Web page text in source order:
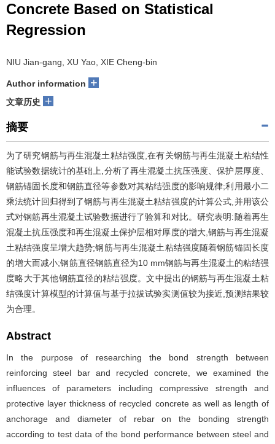
Concrete Based on Statistical
Regression
NIU Jian-gang, XU Yao, XIE Cheng-bin
Author information +
文章历史 +
摘要
为了研究钢筋与再生混凝土粘结强度,在有关钢筋与再生混凝土粘结性
能试验数据统计的基础上,分析了再生混凝土抗压强度、保护层厚度、
钢筋锚固长度和钢筋直径等参数对其粘结强度的影响规律;利用最小二
乘法统计回归得到了钢筋与再生混凝土粘结强度的计算公式,并用该公
式对钢筋再生混凝土试验数据进行了验算和对比。研究表明:随着再生
混凝土抗压强度和再生混凝土保护层相对厚度的增大,钢筋与再生混凝
土粘结强度呈增大趋势;钢筋与再生混凝土粘结强度随着钢筋锚固长度
的增大而减小;钢筋直径钢筋直径为10 mm钢筋与再生混凝土的粘结强
度略大于其他钢筋直径的粘结强度。文中提出的钢筋与再生混凝土粘
结强度计算模型的计算值与基于拉拔试验实测值较为接近,预测结果较
为合理。
Abstract
In the purpose of researching the bond strength between
reinforcing steel bar and recycled concrete, we examined the
influences of parameters including compressive strength and
protective layer thickness of recycled concrete as well as length of
anchorage and diameter of rebar on the bonding strength
according to test data of the bond performance between steel and